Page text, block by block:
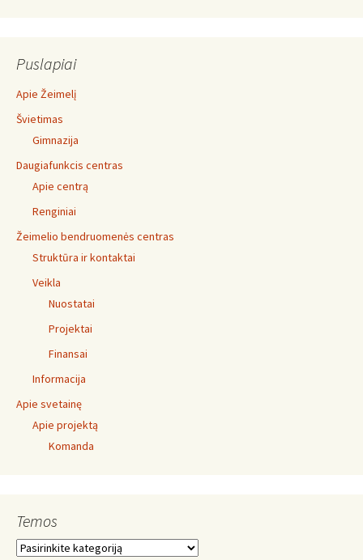
Puslapiai
Apie Žeimelį
Švietimas
Gimnazija
Daugiafunkcis centras
Apie centrą
Renginiai
Žeimelio bendruomenės centras
Struktūra ir kontaktai
Veikla
Nuostatai
Projektai
Finansai
Informacija
Apie svetainę
Apie projektą
Komanda
Temos
Temos